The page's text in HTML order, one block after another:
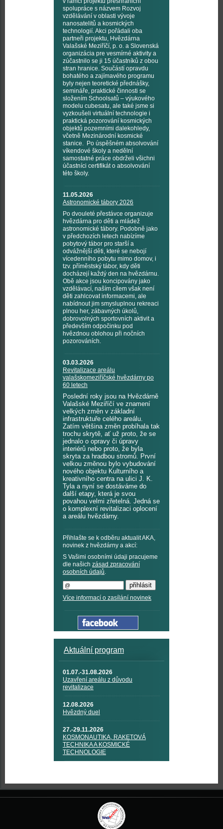
spolupráce s názvem Rozvoj
vzdělávání v oblasti vývoje
nanosatelitů a kosmických
technologií. Akci pořádali oba
partneři projektu, Hvězdárna
Valašské Meziříčí, p. o. a Slovenská
organizácia pre vesmírné aktivity a
zúčastnilo se ji 15 účastníků z obou
stran hranice. Součástí opravdu
bohatého a zajímavého programu
byly nejen teoretické přednášky,
semináře, praktické činnosti se
složením Schoolsatů – výukového
modelu cubesatu, ale také jsme si
vyzkoušeli virtuální technologie i
praktická pozorování kosmických
objektů pozemními dalekohledy,
včetně Mezinárodní kosmické
stanice. Po úspěšném absolvování
víkendové školy a nedělní
samostatné práce obdrželi všichni
účastníci certifikát o absolvování
této školy.
11.05.2026
Astronomické tábory 2026
Po dvouleté přestávce organizuje
hvězdárna pro děti a mládež
astronomické tábory. Podobně jako
v předchozích letech nabízíme
pobytový tábor pro starší a
odvážnější děti, které se nebojí
vícedenního pobytu mimo domov, i
tzv. příměstský tábor, kdy děti
docházejí každý den na hvězdárnu.
Obě akce jsou koncipovány jako
vzdělávací, naším cílem však není
děti zahlcovat informacemi, ale
nabídnout jim smysluplnou rekreaci
plnou her, zábavných úkolů,
dobrovolných sportovních aktivit a
především odpočinku pod
hvězdnou oblohou při nočních
pozorováních.
03.03.2026
Revitalizace areálu
valašskomeziříčské hvězdárny po
60 letech
Poslední roky jsou na Hvězdárně
Valašské Meziříčí ve znamení
velkých změn v základní
infrastruktuře celého areálu.
Zatím většina změn probíhala tak
trochu skrytě, ať už proto, že se
jednalo o opravy či úpravy
interiérů nebo proto, že byla
skryta za hradbou stromů. První
velkou změnou bylo vybudování
nového objektu Kulturního a
kreativního centra na ulici J. K.
Tyla a nyní se dostáváme do
další etapy, která je svou
povahou velmi zřetelná. Jedná se
o komplexní revitalizaci oplocení
a areálu hvězdárny.
Přihlašte se k odběru aktualit AKA,
novinek z hvězdárny a akcí:
S Vašimi osobními údaji pracujeme
dle našich zásad zpracování
osobních údajů.
Více informací o zasílání novinek
Aktuální program
01.07.-31.08.2026
Uzavření areálu z důvodu
revitalizace
12.08.2026
Hvězdný duel
27.-29.11.2026
KOSMONAUTIKA, RAKETOVÁ
TECHNIKA A KOSMICKÉ
TECHNOLOGIE